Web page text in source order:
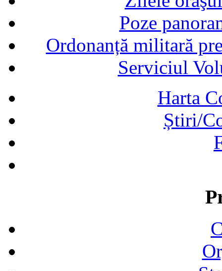
Poze
Ordonanță militară
Serviciul
Harta
Știri/